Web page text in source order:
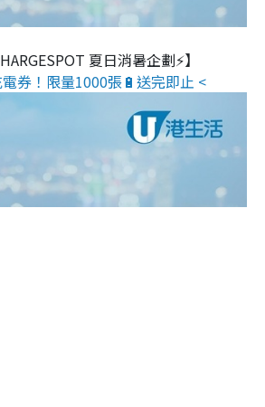
夏日消暑企劃⚡】
券！限量1000張🔋送完即止 <